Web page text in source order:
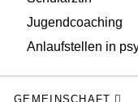
Jugendcoaching
Anlaufstellen in
GEMEINSCHAFT